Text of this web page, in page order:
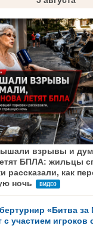
взрывы и
БПЛА: жильцы
рассказали, как
ночь
ВИДЕО
«Битва за
с участием игроков